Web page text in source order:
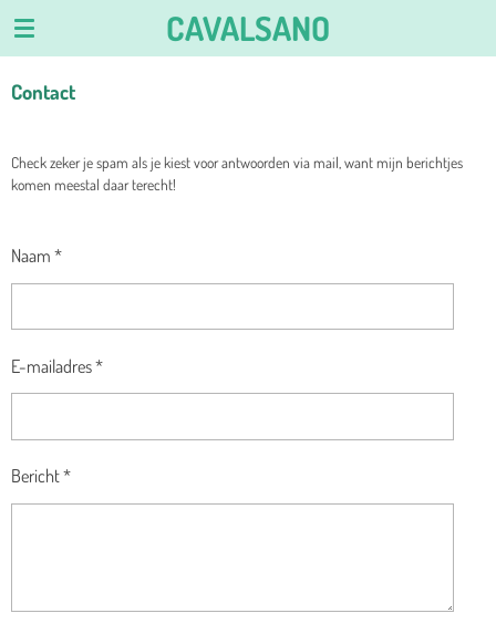
Ga
de
CAVALSANO
Contact
Check zeker je spam als je kiest voor antwoorden via mail, want mijn berichtjes
komen meestal daar terecht!
Naam *
E-mailadres *
Bericht *